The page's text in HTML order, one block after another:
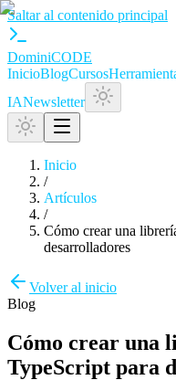
Saltar al contenido principal
DominiCODE
InicioBlogCursos
IANewsletter
Inicio
/
Artículos
/
Cómo crear una
desarrolladores
Volver al inicio
Blog
Cómo crear una
TypeScript para